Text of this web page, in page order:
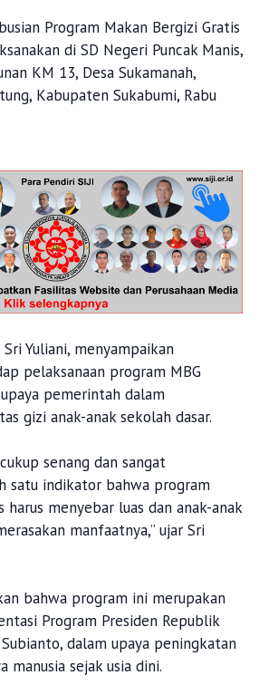
Program Makan Bergizi Gratis
di SD Negeri Puncak Manis,
KM 13, Desa Sukamanah,
Kabupaten Sukabumi, Rabu
Yuliani, menyampaikan
pelaksanaan program MBG
pemerintah dalam
gizi anak-anak sekolah dasar.
senang dan sangat
satu indikator bahwa program
menyebar luas dan anak-anak
manfaatnya,” ujar Sri
bahwa program ini merupakan
Program Presiden Republik
dalam upaya peningkatan
manusia sejak usia dini.